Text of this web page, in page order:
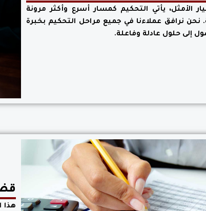
الأمثل، يأتي التحكيم كمسار أسرع وأكثر مرونة
نحن نرافق عملاءنا في جميع مراحل التحكيم بخبرة
إلى حلول عادلة وفاعلة.
هذا